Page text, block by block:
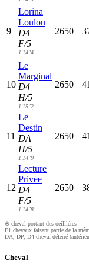
9
Lorina
Loulou
D4
F/5
1'14"4
2650
10
Le
Marginal
D4
H/5
1'15"2
2650
11
Le
Destin
DA
H/5
1'14"9
2650
12
Lecture
Privee
D4
F/5
1'14"8
2650
⊗ cheval portant des oeilllères
E1 chevaux faisant partie de la
DA, DP, D4 cheval déferré
Cheval